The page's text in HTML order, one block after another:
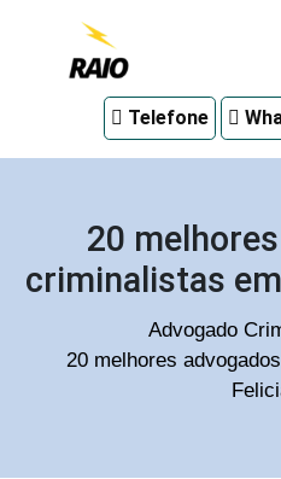
em
Telefone
20
criminalistas
Advogado
20 melhores